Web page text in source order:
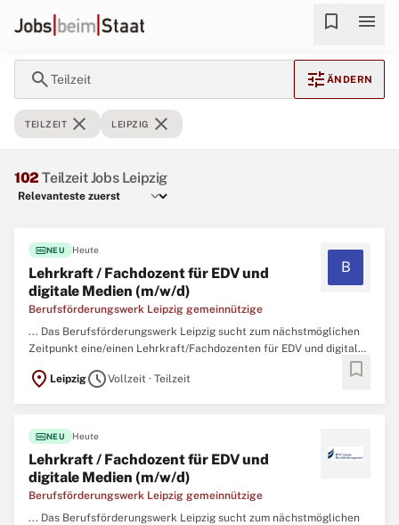
bookmark menu
searchTeilzeit tune ÄNDERN
TEILZEIT close LEIPZIG close
102 Teilzeit Jobs Leipzig
fiber_newNEU Heute
Lehrkraft / Fachdozent für EDV und
digitale Medien (m/w/d)
Berufsförderungswerk Leipzig gemeinnützige
B
... Das Berufsförderungswerk Leipzig sucht zum nächstmöglichen
Zeitpunkt eine/einen Lehrkraft/Fachdozenten für EDV und digitale
). Ihre Aufgaben
• Theoretische und berufspraktische Vermittlung der Lernfelder
location_on LeipzigscheduleVollzeit · Teilzeit bookmark
fiber_newNEU Heute
Lehrkraft / Fachdozent für EDV und
digitale Medien (m/w/d)
Berufsförderungswerk Leipzig gemeinnützige
... Das Berufsförderungswerk Leipzig sucht zum nächstmöglichen